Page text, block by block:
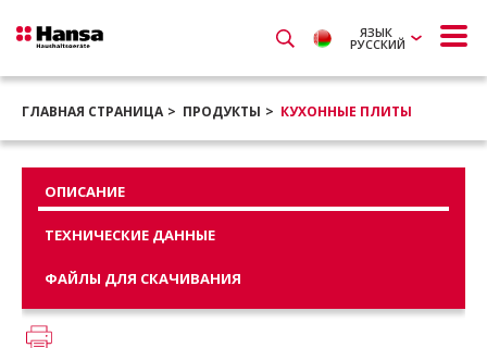
ЯЗЫК
РУССКИЙ
ГЛАВНАЯ СТРАНИЦА ПРОДУКТЫ КУХОННЫЕ ПЛИТЫ
ОПИСАНИЕ
ТЕХНИЧЕСКИЕ ДАННЫЕ
ФАЙЛЫ ДЛЯ СКАЧИВАНИЯ